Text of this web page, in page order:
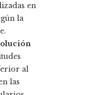
en
la
al
las